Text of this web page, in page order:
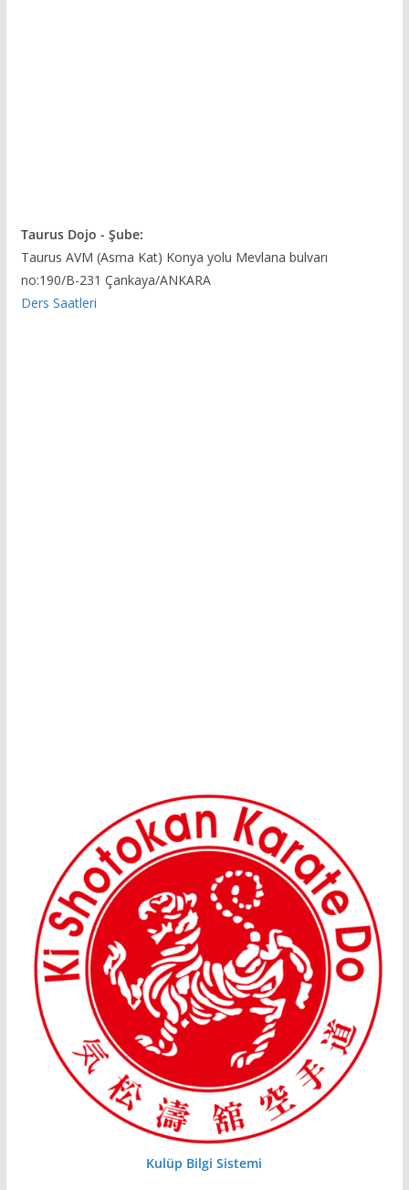
Taurus Dojo - Şube:
Taurus AVM (Asma Kat) Konya yolu Mevlana bulvarı
no:190/B-231 Çankaya/ANKARA
Ders Saatleri
Kulüp Bilgi Sistemi